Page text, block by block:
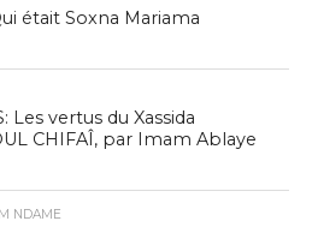
était Soxna Mariama
Les vertus du Xassida
CHIFAÎ, par Imam Ablaye
NDAME